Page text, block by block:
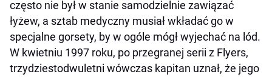
często nie był w stanie samodzielnie zawiązać
łyżew, a sztab medyczny musiał wkładać go w
specjalne gorsety, by w ogóle mógł wyjechać na lód.
W kwietniu 1997 roku, po przegranej serii z Flyers,
trzydziestodwuletni wówczas kapitan uznał, że jego